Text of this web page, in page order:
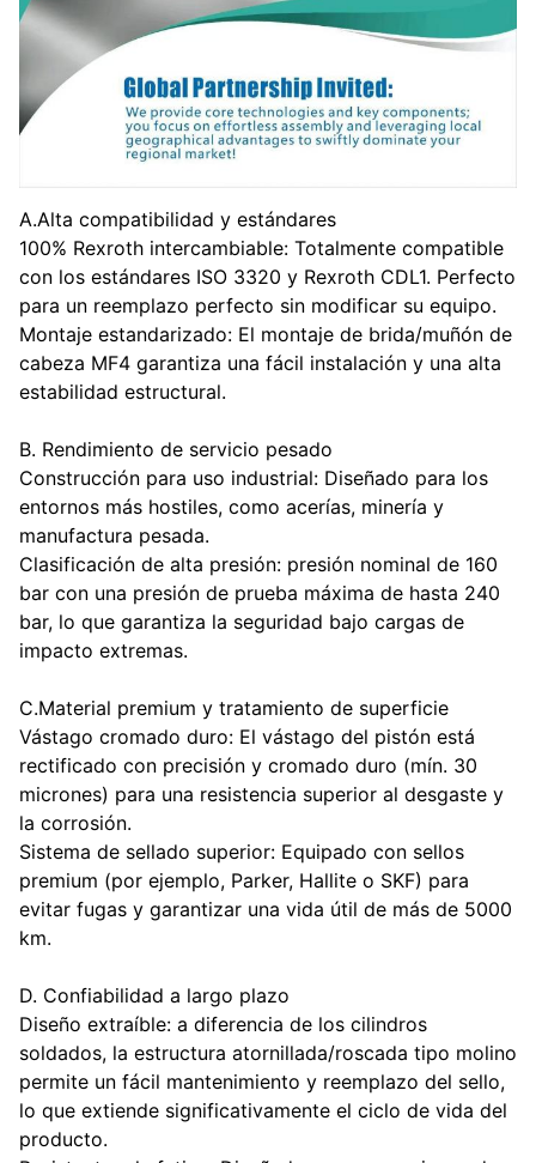
A.Alta compatibilidad y estándares
100% Rexroth intercambiable: Totalmente compatible
con los estándares ISO 3320 y Rexroth CDL1. Perfecto
para un reemplazo perfecto sin modificar su equipo.
Montaje estandarizado: El montaje de brida/muñón de
cabeza MF4 garantiza una fácil instalación y una alta
estabilidad estructural.
B. Rendimiento de servicio pesado
Construcción para uso industrial: Diseñado para los
entornos más hostiles, como acerías, minería y
manufactura pesada.
Clasificación de alta presión: presión nominal de 160
bar con una presión de prueba máxima de hasta 240
bar, lo que garantiza la seguridad bajo cargas de
impacto extremas.
C.Material premium y tratamiento de superficie
Vástago cromado duro: El vástago del pistón está
rectificado con precisión y cromado duro (mín. 30
micrones) para una resistencia superior al desgaste y
la corrosión.
Sistema de sellado superior: Equipado con sellos
premium (por ejemplo, Parker, Hallite o SKF) para
evitar fugas y garantizar una vida útil de más de 5000
km.
D. Confiabilidad a largo plazo
Diseño extraíble: a diferencia de los cilindros
soldados, la estructura atornillada/roscada tipo molino
permite un fácil mantenimiento y reemplazo del sello,
lo que extiende significativamente el ciclo de vida del
producto.